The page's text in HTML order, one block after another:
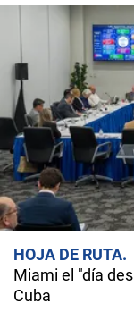
HOJA DE RUTA
Miami el "día
Cuba